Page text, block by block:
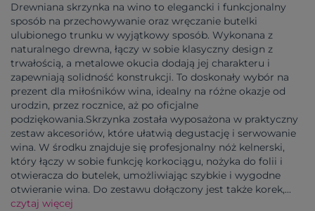
Drewniana skrzynka na wino to elegancki i funkcjonalny
sposób na przechowywanie oraz wręczanie butelki
ulubionego trunku w wyjątkowy sposób. Wykonana z
naturalnego drewna, łączy w sobie klasyczny design z
trwałością, a metalowe okucia dodają jej charakteru i
zapewniają solidność konstrukcji. To doskonały wybór na
prezent dla miłośników wina, idealny na różne okazje od
urodzin, przez rocznice, aż po oficjalne
podziękowania.Skrzynka została wyposażona w praktyczny
zestaw akcesoriów, które ułatwią degustację i serwowanie
wina. W środku znajduje się profesjonalny nóż kelnerski,
który łączy w sobie funkcję korkociągu, nożyka do folii i
otwieracza do butelek, umożliwiając szybkie i wygodne
otwieranie wina. Do zestawu dołączony jest także korek,...
czytaj więcej